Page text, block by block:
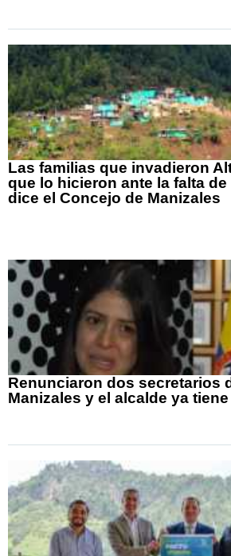
Las familias que invadieron
que lo hicieron ante la falta
dice el Concejo de Manizales
Renunciaron dos secretarios
Manizales y el alcalde ya